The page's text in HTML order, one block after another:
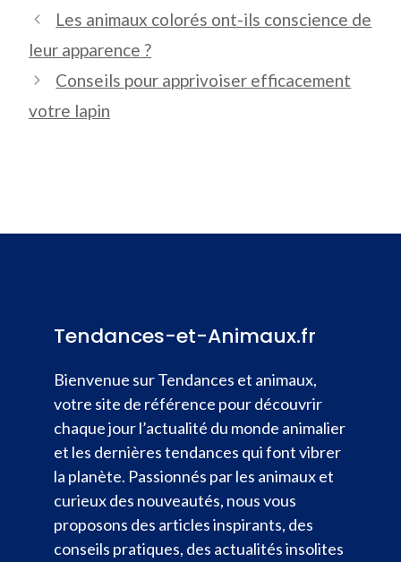
Les animaux colorés ont-ils conscience de
leur apparence ?
Conseils pour apprivoiser efficacement
votre lapin
Tendances-et-Animaux.fr
Bienvenue sur Tendances et animaux,
votre site de référence pour découvrir
chaque jour l’actualité du monde animalier
et les dernières tendances qui font vibrer
la planète. Passionnés par les animaux et
curieux des nouveautés, nous vous
proposons des articles inspirants, des
conseils pratiques, des actualités insolites